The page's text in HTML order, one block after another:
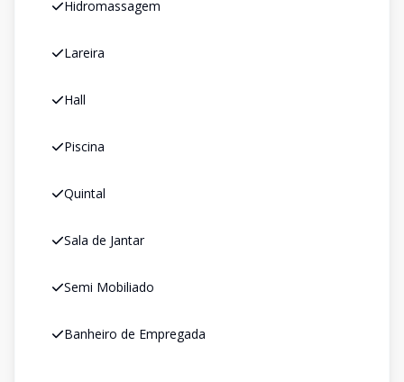
Hidromassagem
Lareira
Hall
Piscina
Quintal
Sala de Jantar
Semi Mobiliado
Banheiro de Empregada